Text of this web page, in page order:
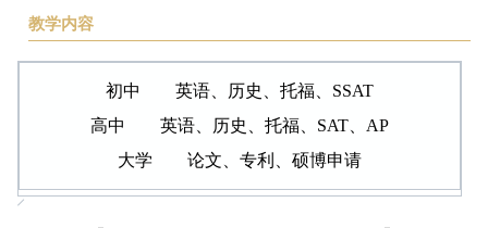
教学内容
初中 英语、历史、托福、SSAT
高中 英语、历史、托福、SAT、AP
大学 论文、专利、硕博申请